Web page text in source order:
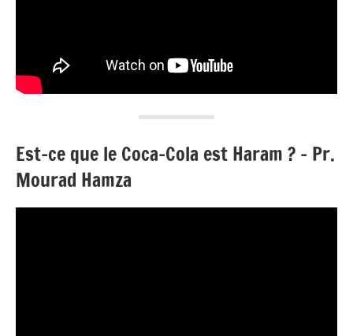
Est-ce que le Coca-Cola est Haram ? – Pr.
Mourad Hamza